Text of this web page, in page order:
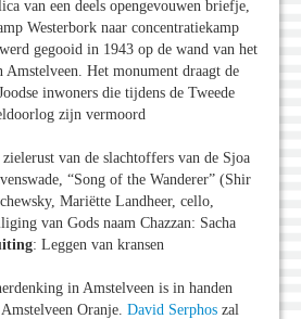
van een deels opengevouwen briefje,
Westerbork naar concentratiekamp
gegooid in 1943 op de wand van het
Amstelveen. Het monument draagt de
inwoners die tijdens de Tweede
zijn vermoord
van de slachtoffers van de Sjoa
“Song of the Wanderer” (Shir
Mariëtte Landheer, cello,
van Gods naam Chazzan: Sacha
: Leggen van kransen
in Amstelveen is in handen
Oranje. David Serphos zal